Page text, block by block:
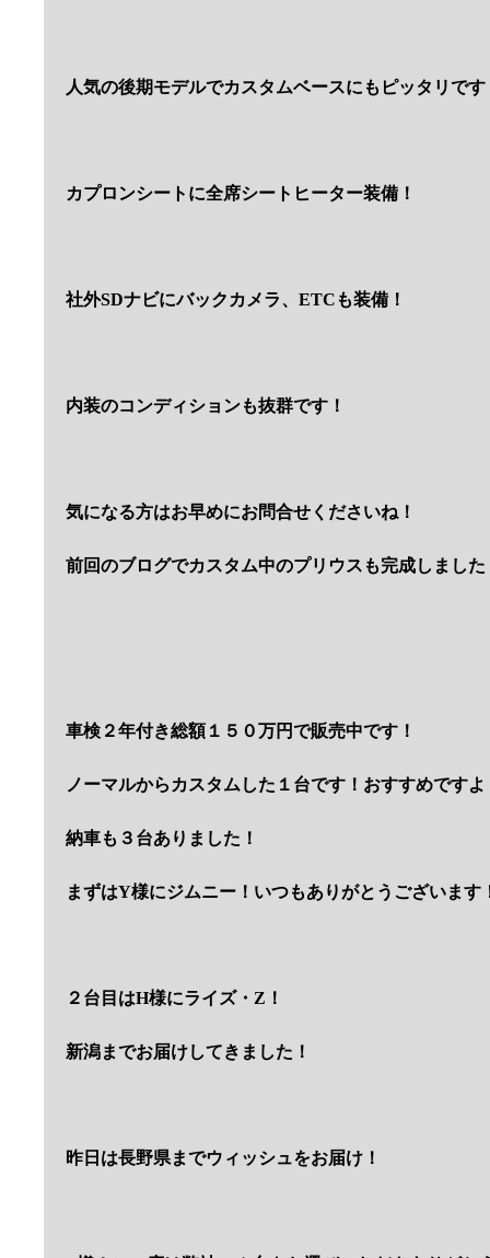
人気の後期モデルでカスタムベースにもピッタリです
カプロンシートに全席シートヒーター装備！
社外SDナビにバックカメラ、ETCも装備！
内装のコンディションも抜群です！
気になる方はお早めにお問合せくださいね！
前回のブログでカスタム中のプリウスも完成しました
車検２年付き総額１５０万円で販売中です！
ノーマルからカスタムした１台です！おすすめですよ
納車も３台ありました！
まずはY様にジムニー！いつもありがとうございます
２台目はH様にライズ・Z！
新潟までお届けしてきました！
昨日は長野県までウィッシュをお届け！